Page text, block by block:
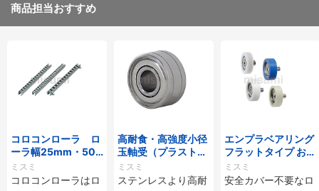
商品担当おすすめ
コロコンローラ ロ
ーラ幅25mm・50
mmタイプ
ミスミ
コロコンローラはロ
高耐食・高強度小径
玉軸受（プラストロ
ベアリング）
ミスミ
ステンレスより高耐
エンプラベアリング
フラットタイプ おね
じ付
ミスミ
安全カバー不要なロ